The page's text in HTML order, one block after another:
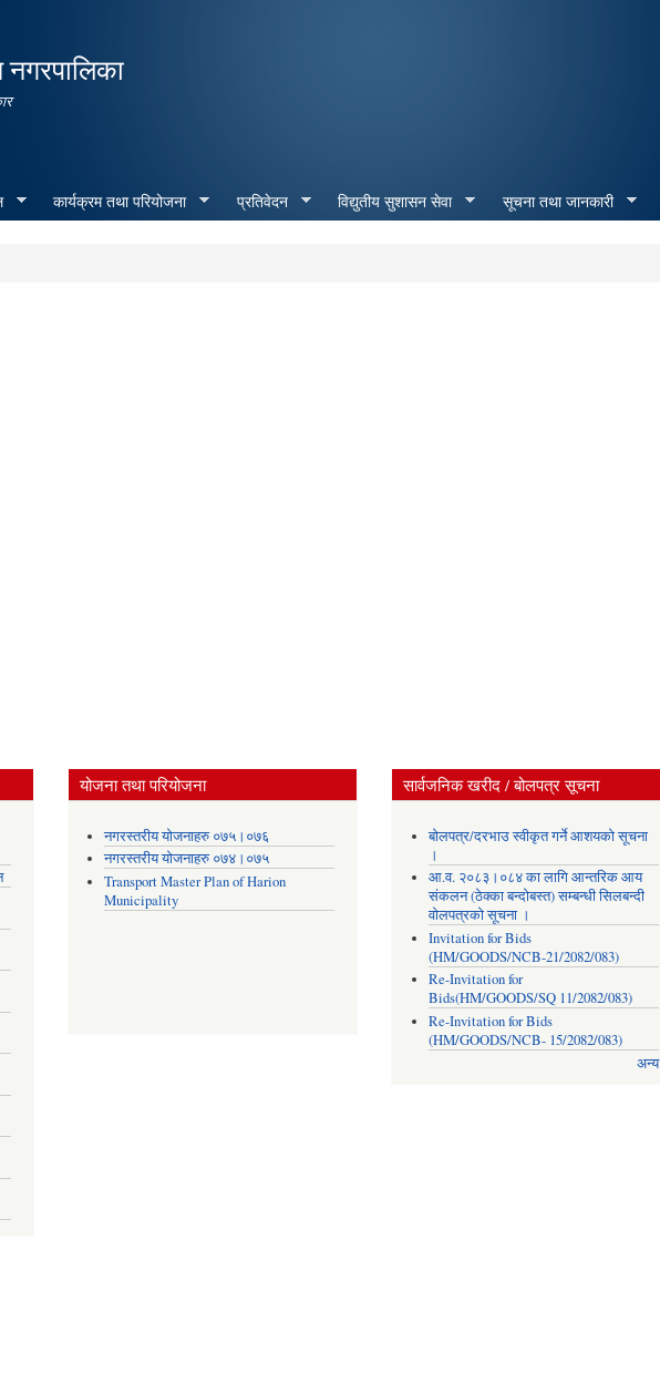
नगरपालिका
कार्यक्रम तथा परियोजना प्रतिवेदन विद्युतीय सुशासन सेवा सूचना तथा जानकारी
योजना तथा परियोजना
नगरस्तरीय योजनाहरु ०७५।०७६
नगरस्तरीय योजनाहरु ०७४।०७५
Transport Master Plan of Harion
Municipality
सार्वजनिक खरीद / बोलपत्र सूचना
बोलपत्र/दरभाउ स्वीकृत गर्ने आशयको सूचना
।
आ.व. २०८३।०८४ का लागि आन्तरिक आय
संकलन (ठेक्का बन्दोबस्त) सम्बन्धी सिलबन्दी
वोलपत्रको सूचना ।
Invitation for Bids
(HM/GOODS/NCB-21/2082/083)
Re-Invitation for
Bids(HM/GOODS/SQ 11/2082/083)
Re-Invitation for Bids
(HM/GOODS/NCB- 15/2082/083)
अन्य